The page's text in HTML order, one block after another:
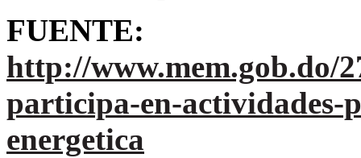
FUENTE:
http://www.mem.gob.do/
participa-en-actividades-
energetica